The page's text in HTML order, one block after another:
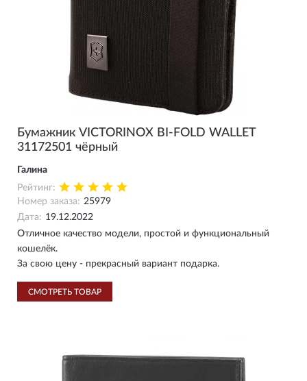
Бумажник VICTORINOX BI-FOLD WALLET
31172501 чёрный
Галина
Рейтинг:
Номер заказа: 25979
Дата: 19.12.2022
Отличное качество модели, простой и функциональный
кошелёк.
За свою цену - прекрасный вариант подарка.
СМОТРЕТЬ ТОВАР